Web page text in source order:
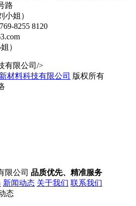
路
小姐）
8255 8120
）
/>
材料科技有限公司 版权所有
限公司 品质优先、精准服务
新闻动态 关于我们 联系我们
态